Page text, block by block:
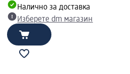
Налично за доставка
Изберете dm магазин